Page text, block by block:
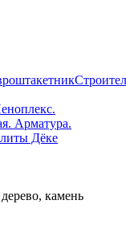
Арматура.
Дёке
камень